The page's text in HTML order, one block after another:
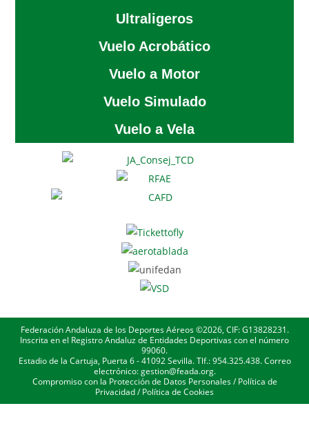
Ultraligeros
Vuelo Acrobático
Vuelo a Motor
Vuelo Simulado
Vuelo a Vela
Federación Andaluza de los Deportes Aéreos ©2026, CIF: G13828231.
Inscrita en el Registro Andaluz de Entidades Deportivas con el número
99060.
Estadio de la Cartuja, Puerta 6 - 41092 Sevilla. Tlf.: 954.325.438. Correo
electrónico: gestion@feada.org.
Compromiso con la Protección de Datos Personales/Política de
Privacidad/Política de Cookies